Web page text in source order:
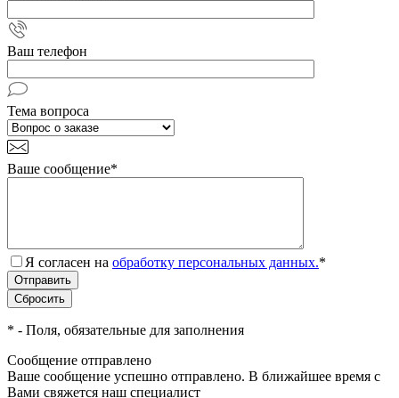
Ваш телефон
Тема вопроса
Ваше сообщение*
Я согласен на обработку персональных данных.*
* - Поля, обязательные для заполнения
Сообщение отправлено
Ваше сообщение успешно отправлено. В ближайшее время с
Вами свяжется наш специалист